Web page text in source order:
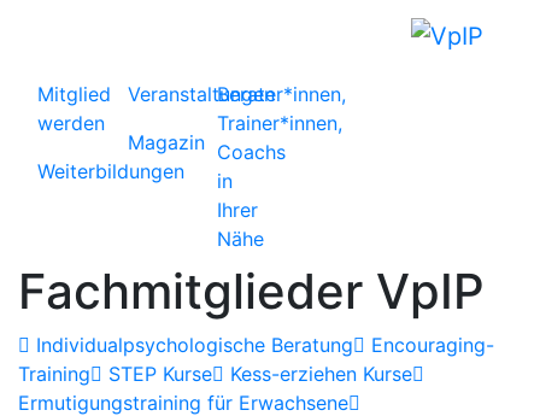
Mitglied
werden
Weiterbildungen
Veranstaltungen
Magazin
Berater*innen,
Trainer*innen,
Coachs
in
Ihrer
Nähe
Fachmitglieder VpIP
Individualpsychologische Beratung
Encouraging-
Training
STEP Kurse
Kess-erziehen Kurse
Ermutigungstraining für Erwachsene